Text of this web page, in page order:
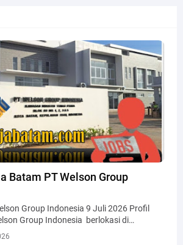
Batam PT Welson Group
Group Indonesia 9 Juli 2026 Profil
Group Indonesia berlokasi di…